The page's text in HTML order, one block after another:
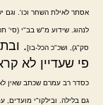
אסתר לאילת השחר וכו'. וגם
לנהוג. שידוע מ"ש בב"י (סי'
סק"ג), ושכ"כ הכל-בו].
פי שעדיין לא
כסדר רב עמרם שכתב שאין
גם בלילה. ובילקו"י